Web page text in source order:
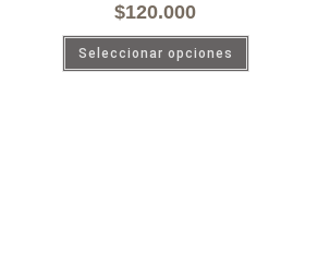
$120.000
Seleccionar opciones